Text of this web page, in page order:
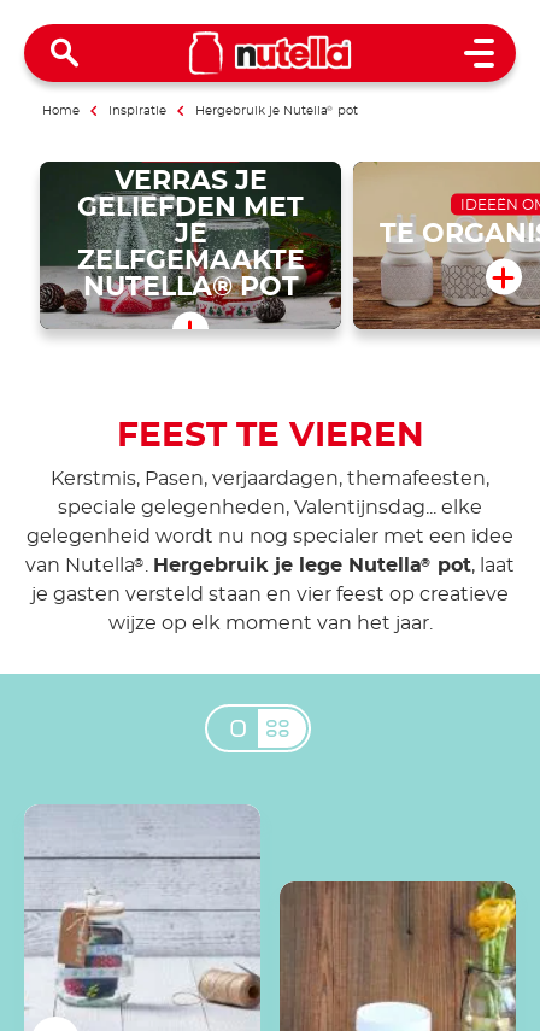
Open
Home Inspiratie Hergebruik je Nutella® pot
VERRAS JE
GELIEFDEN MET
JE
ZELFGEMAAKTE
NUTELLA® POT
IDEEËN
TE
FEEST TE VIEREN
Kerstmis, Pasen, verjaardagen, themafeesten,
speciale gelegenheden, Valentijnsdag... elke
gelegenheid wordt nu nog specialer met een idee
van Nutella® . Hergebruik je lege Nutella® pot, laat
je gasten versteld staan en vier feest op creatieve
wijze op elk moment van het jaar.
Nutella<sup>®</sup>
cadeaupot maken
Nutella<sup>®</sup>
Paaspot versierd met
vlinders & eieren